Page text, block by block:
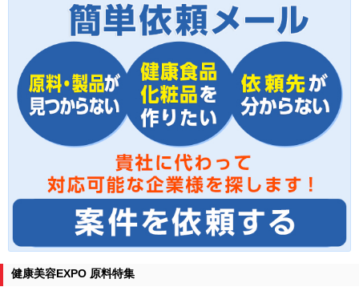
健康美容EXPO 原料特集